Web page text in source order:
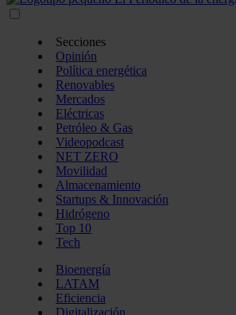
Secciones
Opinión
Política energética
Renovables
Mercados
Eléctricas
Petróleo & Gas
Videopodcast
NET ZERO
Movilidad
Almacenamiento
Startups & Innovación
Hidrógeno
Top 10
Tech
Bioenergía
LATAM
Eficiencia
Digitalización